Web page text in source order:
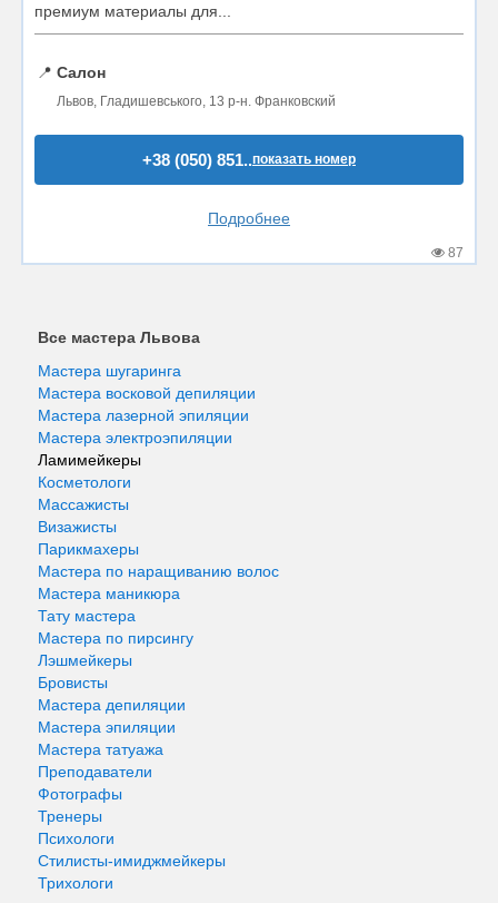
премиум материалы для...
📍 Салон
Львов, Гладишевського, 13 р-н. Франковский
+38 (050) 851..показать номер
Подробнее
87
Все мастера Львова
Мастера шугаринга
Мастера восковой депиляции
Мастера лазерной эпиляции
Мастера электроэпиляции
Ламимейкеры
Косметологи
Массажисты
Визажисты
Парикмахеры
Мастера по наращиванию волос
Мастера маникюра
Тату мастера
Мастера по пирсингу
Лэшмейкеры
Бровисты
Мастера депиляции
Мастера эпиляции
Мастера татуажа
Преподаватели
Фотографы
Тренеры
Психологи
Стилисты-имиджмейкеры
Трихологи